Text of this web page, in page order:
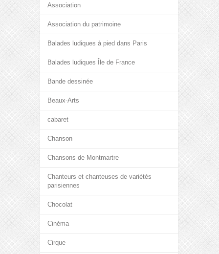
Association
Association du patrimoine
Balades ludiques à pied dans Paris
Balades ludiques Île de France
Bande dessinée
Beaux-Arts
cabaret
Chanson
Chansons de Montmartre
Chanteurs et chanteuses de variétés
parisiennes
Chocolat
Cinéma
Cirque